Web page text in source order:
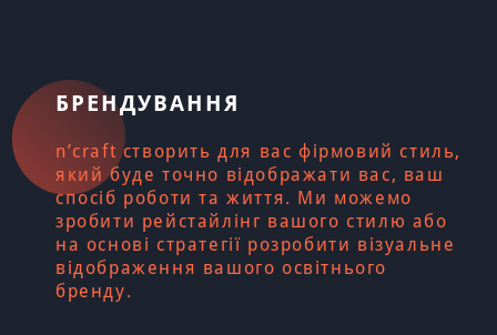
БРЕНДУВАННЯ
n’craft створить для вас фірмовий стиль,
який буде точно відображати вас, ваш
спосіб роботи та життя. Ми можемо
зробити рейстайлінг вашого стилю або
на основі стратегії розробити візуальне
відображення вашого освітнього
бренду.